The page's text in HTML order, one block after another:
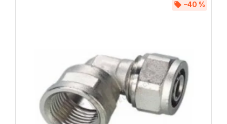
–40 %